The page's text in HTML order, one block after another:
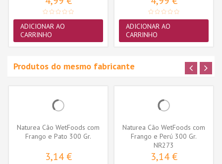
ADICIONAR AO
CARRINHO
ADICIONAR AO
CARRINHO
Produtos do mesmo fabricante
Naturea Cão WetFoods com
Frango e Pato 300 Gr.
3,14 €
Naturea Cão WetFoods com
Frango e Perú 300 Gr.
NR273
3,14 €